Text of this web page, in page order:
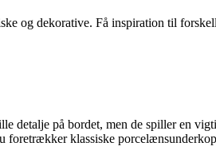
og dekorative. Få inspiration til
detalje på bordet, men de spiller en
klassiske